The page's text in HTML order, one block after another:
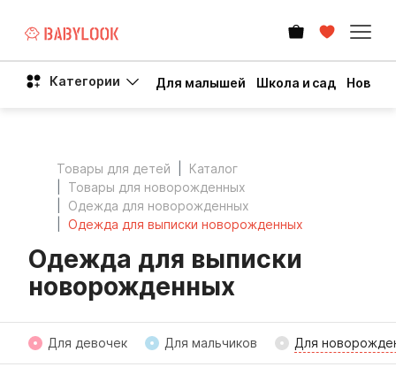
Категории Для малышей Школа и сад Новый
Товары для детей
Каталог
Товары для новорожденных
Одежда для новорожденных
Одежда для выписки новорожденных
Одежда для выписки
новорожденных
Для девочек Для мальчиков Для